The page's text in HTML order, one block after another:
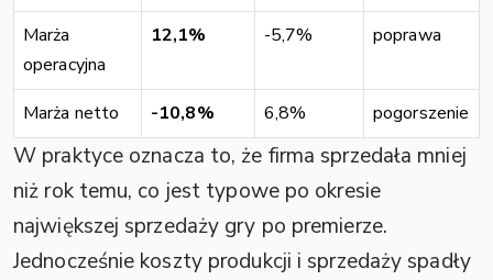
Marża
operacyjna
12,1% -5,7% poprawa
Marża netto -10,8% 6,8% pogorszenie
W praktyce oznacza to, że firma sprzedała mniej
niż rok temu, co jest typowe po okresie
największej sprzedaży gry po premierze.
Jednocześnie koszty produkcji i sprzedaży spadły